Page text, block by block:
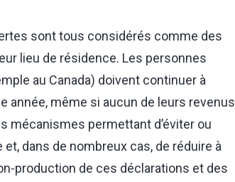
sont tous considérés comme des
lieu de résidence. Les personnes
au Canada) doivent continuer à
année, même si aucun de leurs revenus
mécanismes permettant d’éviter ou
dans de nombreux cas, de réduire à
de ces déclarations et des